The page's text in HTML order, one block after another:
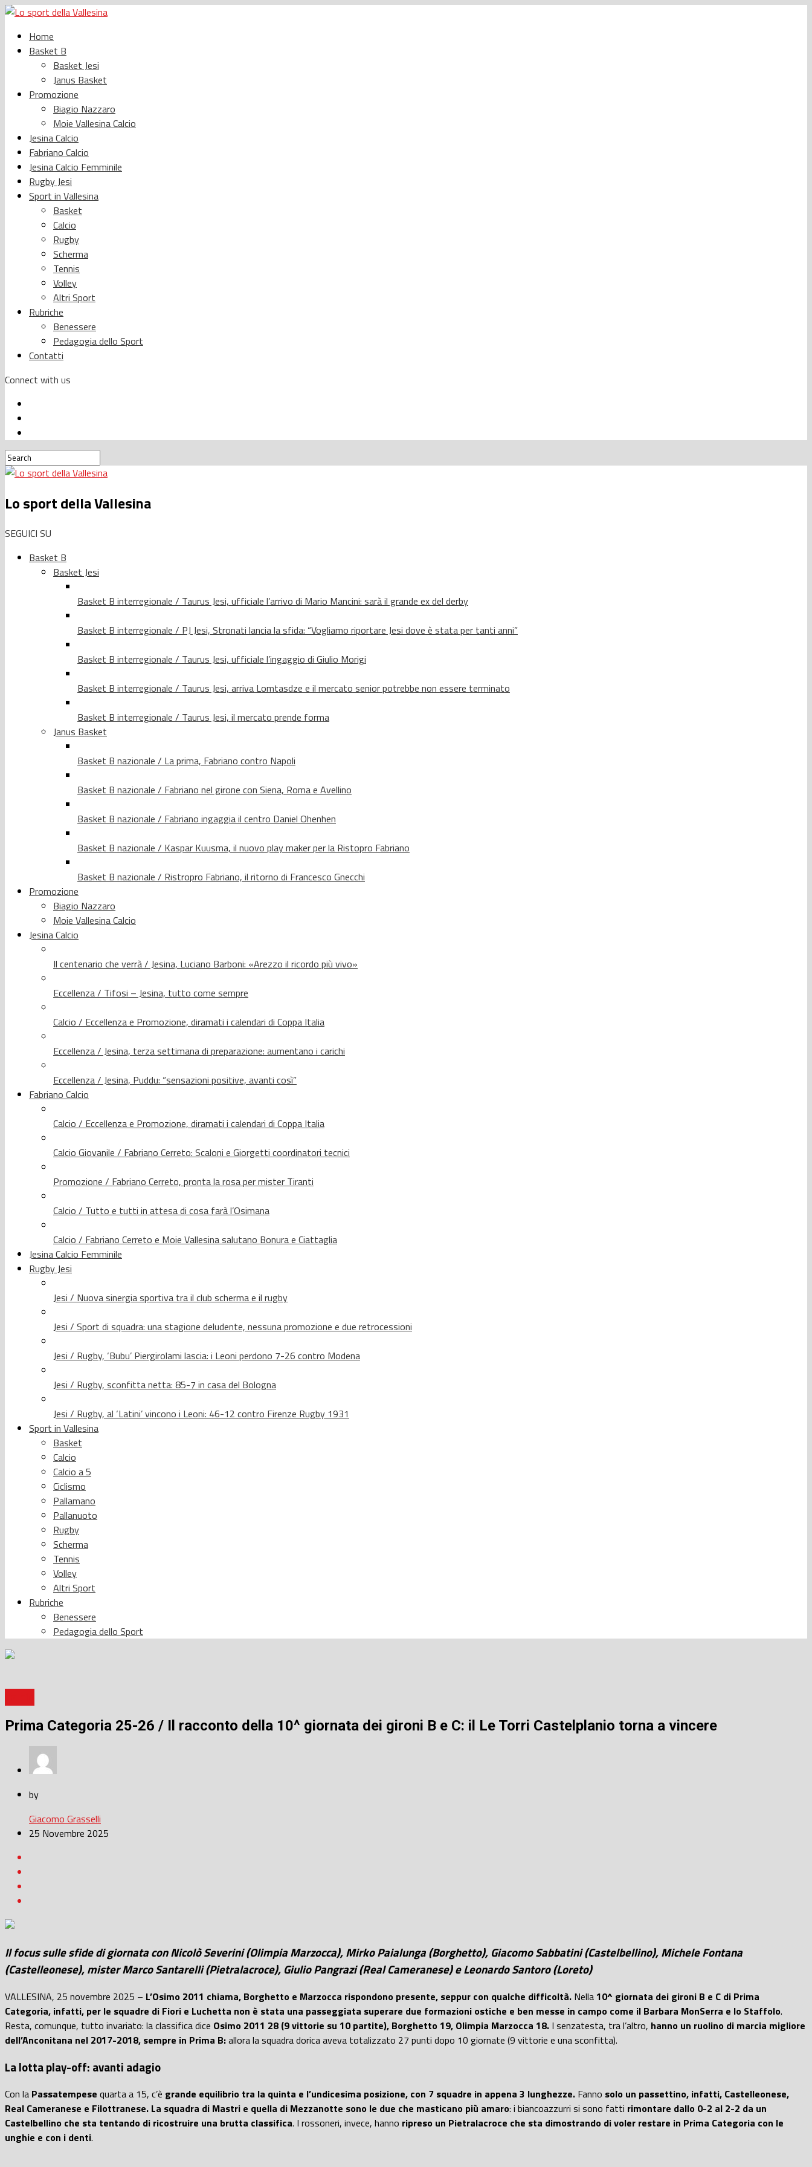
Home
Basket B
Basket Jesi
Janus Basket
Promozione
Biagio Nazzaro
Moie Vallesina Calcio
Jesina Calcio
Fabriano Calcio
Jesina Calcio Femminile
Rugby Jesi
Sport in Vallesina
Basket
Calcio
Rugby
Scherma
Tennis
Volley
Altri Sport
Rubriche
Benessere
Pedagogia dello Sport
Contatti
Connect with us
Lo sport della Vallesina
SEGUICI SU
Basket B
Basket Jesi
Basket B interregionale / Taurus Jesi, ufficiale l’arrivo di Mario Mancini: sarà il grande ex del derby
Basket B interregionale / PJ Jesi, Stronati lancia la sfida: “Vogliamo riportare Jesi dove è stata per tanti anni”
Basket B interregionale / Taurus Jesi, ufficiale l’ingaggio di Giulio Morigi
Basket B interregionale / Taurus Jesi, arriva Lomtasdze e il mercato senior potrebbe non essere terminato
Basket B interregionale / Taurus Jesi, il mercato prende forma
Janus Basket
Basket B nazionale / La prima, Fabriano contro Napoli
Basket B nazionale / Fabriano nel girone con Siena, Roma e Avellino
Basket B nazionale / Fabriano ingaggia il centro Daniel Ohenhen
Basket B nazionale / Kaspar Kuusma, il nuovo play maker per la Ristopro Fabriano
Basket B nazionale / Ristropro Fabriano, il ritorno di Francesco Gnecchi
Promozione
Biagio Nazzaro
Moie Vallesina Calcio
Jesina Calcio
Il centenario che verrà / Jesina, Luciano Barboni: «Arezzo il ricordo più vivo»
Eccellenza / Tifosi – Jesina, tutto come sempre
Calcio / Eccellenza e Promozione, diramati i calendari di Coppa Italia
Eccellenza / Jesina, terza settimana di preparazione: aumentano i carichi
Eccellenza / Jesina, Puddu: “sensazioni positive, avanti così”
Fabriano Calcio
Calcio / Eccellenza e Promozione, diramati i calendari di Coppa Italia
Calcio Giovanile / Fabriano Cerreto: Scaloni e Giorgetti coordinatori tecnici
Promozione / Fabriano Cerreto, pronta la rosa per mister Tiranti
Calcio / Tutto e tutti in attesa di cosa farà l’Osimana
Calcio / Fabriano Cerreto e Moie Vallesina salutano Bonura e Ciattaglia
Jesina Calcio Femminile
Rugby Jesi
Jesi / Nuova sinergia sportiva tra il club scherma e il rugby
Jesi / Sport di squadra: una stagione deludente, nessuna promozione e due retrocessioni
Jesi / Rugby, ‘Bubu’ Piergirolami lascia: i Leoni perdono 7-26 contro Modena
Jesi / Rugby, sconfitta netta: 85-7 in casa del Bologna
Jesi / Rugby, al ‘Latini’ vincono i Leoni: 46-12 contro Firenze Rugby 1931
Sport in Vallesina
Basket
Calcio
Calcio a 5
Ciclismo
Pallamano
Pallanuoto
Rugby
Scherma
Tennis
Volley
Altri Sport
Rubriche
Benessere
Pedagogia dello Sport
Prima Categoria 25-26 / Il racconto della 10^ giornata dei gironi B e C: il Le Torri Castelplanio torna a vincere
by
Giacomo Grasselli
25 Novembre 2025
Il focus sulle sfide di giornata con Nicolò Severini (Olimpia Marzocca), Mirko Paialunga (Borghetto), Giacomo Sabbatini (Castelbellino), Michele Fontana
(Castelleonese), mister Marco Santarelli (Pietralacroce), Giulio Pangrazi (Real Cameranese) e Leonardo Santoro (Loreto)
VALLESINA, 25 novembre 2025 – L’Osimo 2011 chiama, Borghetto e Marzocca rispondono presente, seppur con qualche difficoltà. Nella10^ giornata dei gironi B e C di Prima
Categoria, infatti, per le squadre di Fiori e Luchetta non è stata una passeggiata superare due formazioni ostiche e ben messe in campo come il Barbara MonSerra e lo Staffolo.
Resta, comunque, tutto invariato: la classifica dice Osimo 2011 28 (9 vittorie su 10 partite), Borghetto 19, Olimpia Marzocca 18. I senzatesta, tra l’altro, hanno un ruolino di marcia migliore
dell’Anconitana nel 2017-2018, sempre in Prima B:allora la squadra dorica aveva totalizzato 27 punti dopo 10 giornate (9 vittorie e una sconfitta).
La lotta play-off: avanti adagio
Con la Passatempese quarta a 15, c’è grande equilibrio tra la quinta e l’undicesima posizione, con 7 squadre in appena 3 lunghezze. Fanno solo un passettino, infatti, Castelleonese,
Real Cameranese e Filottranese. La squadra di Mastri e quella di Mezzanotte sono le due che masticano più amaro: i biancoazzurri si sono fatti rimontare dallo 0-2 al 2-2 da un
Castelbellino che sta tentando di ricostruire una brutta classifica. I rossoneri, invece, hanno ripreso un Pietralacroce che sta dimostrando di voler restare in Prima Categoria con le
unghie e con i denti.